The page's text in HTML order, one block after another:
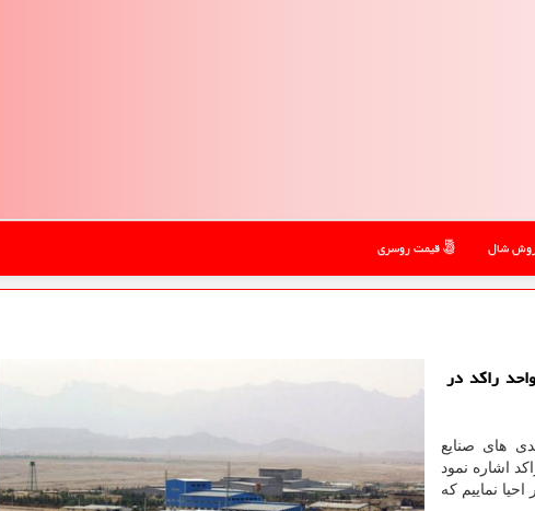
شال قیمت روسری
لیدی شال: لرستان معاون وزیر صمت از احیای 1600 واحد راکد در
های صنایع
اشاره نمود
در کشور احیا نماییم که